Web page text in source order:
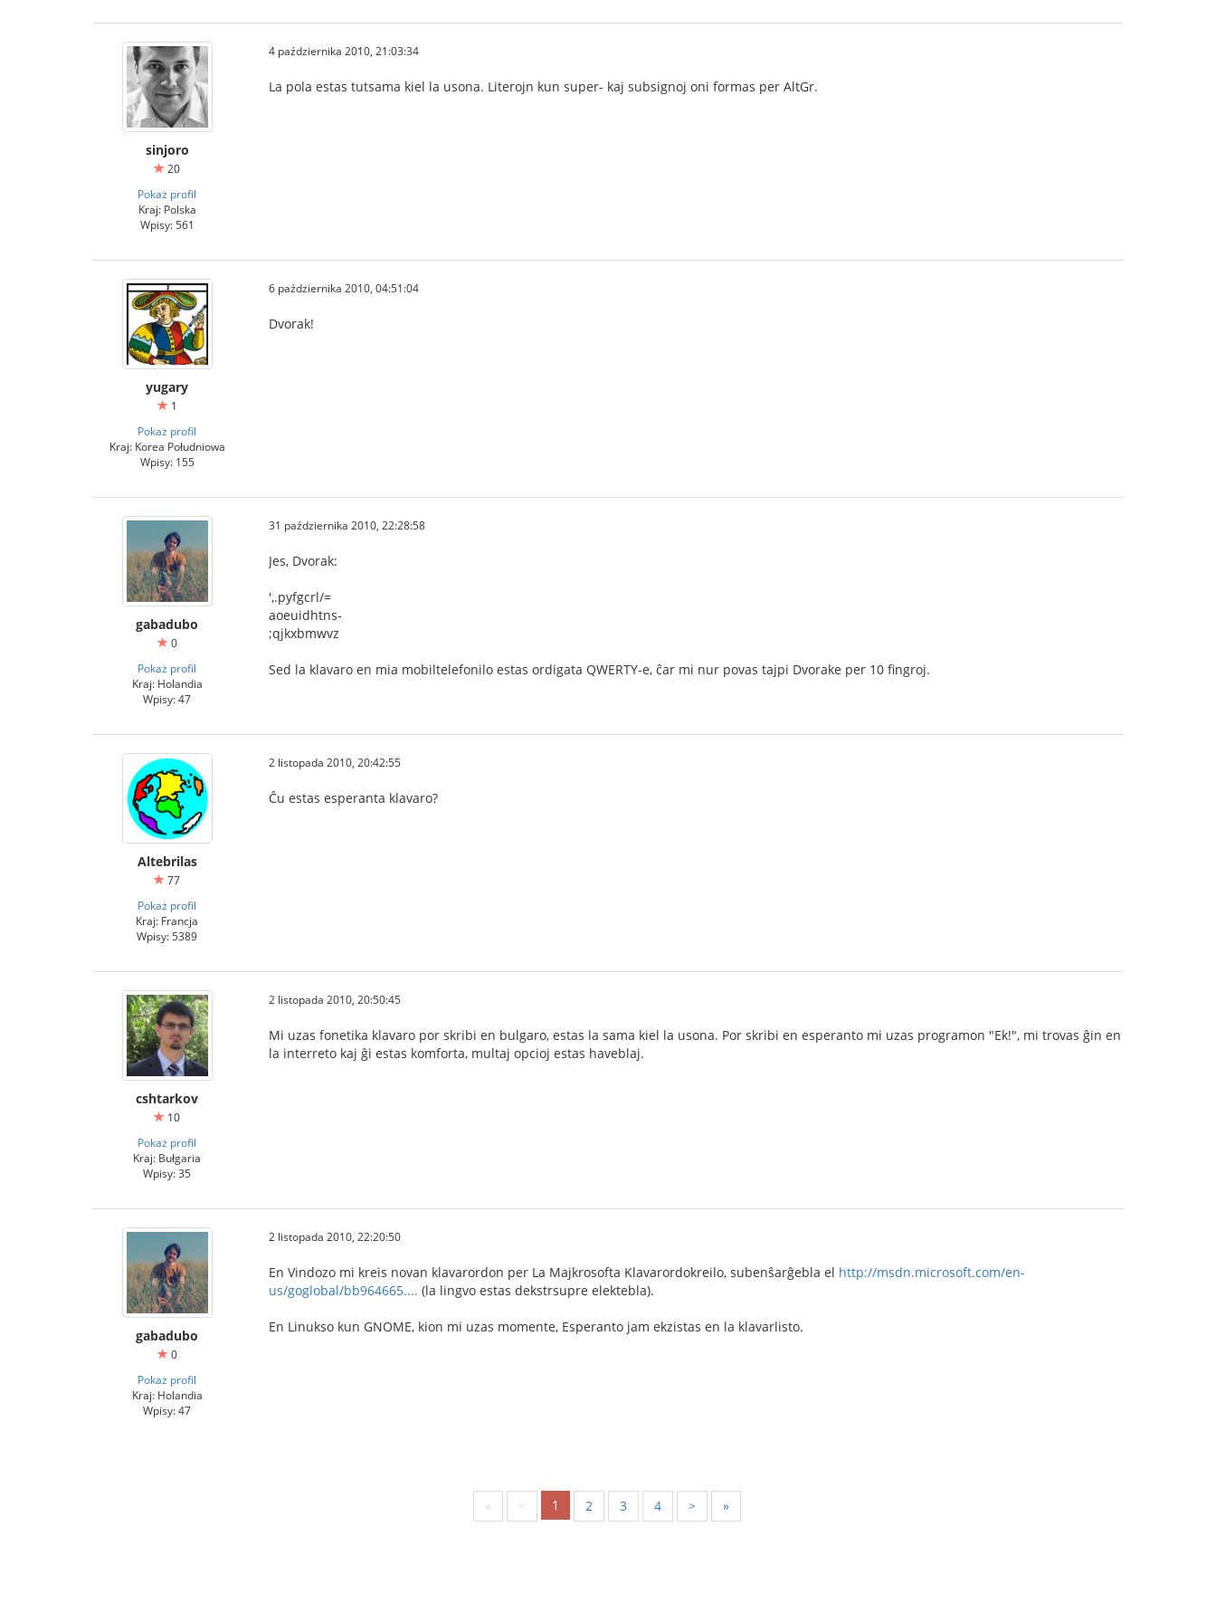
sinjoro
20
Pokaż profil
Kraj: Polska
Wpisy: 561
4 października 2010, 21:03:34
La pola estas tutsama kiel la usona. Literojn kun super- kaj subsignoj oni formas per AltGr.
yugary
1
Pokaż profil
Kraj: Korea Południowa
Wpisy: 155
6 października 2010, 04:51:04
Dvorak!
gabadubo
0
Pokaż profil
Kraj: Holandia
Wpisy: 47
31 października 2010, 22:28:58
Jes, Dvorak:
',.pyfgcrl/=
aoeuidhtns-
;qjkxbmwvz
Sed la klavaro en mia mobiltelefonilo estas ordigata QWERTY-e, ĉar mi nur povas tajpi Dvorake per 10 fingroj.
Altebrilas
77
Pokaż profil
Kraj: Francja
Wpisy: 5389
2 listopada 2010, 20:42:55
Ĉu estas esperanta klavaro?
cshtarkov
10
Pokaż profil
Kraj: Bułgaria
Wpisy: 35
2 listopada 2010, 20:50:45
Mi uzas fonetika klavaro por skribi en bulgaro, estas la sama kiel la usona. Por skribi en esperanto mi uzas programon "Ek!", mi trovas ĝin en
la interreto kaj ĝi estas komforta, multaj opcioj estas haveblaj.
gabadubo
0
Pokaż profil
Kraj: Holandia
Wpisy: 47
2 listopada 2010, 22:20:50
En Vindozo mi kreis novan klavarordon per La Majkrosofta Klavarordokreilo, subenŝarĝebla el http://msdn.microsoft.com/en-
us/goglobal/bb964665.... (la lingvo estas dekstrsupre elektebla).
En Linukso kun GNOME, kion mi uzas momente, Esperanto jam ekzistas en la klavarlisto.
« < 1 2 3 4 > »